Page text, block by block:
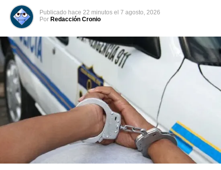
Me gusta esto:
Publicado hace 22 minutos el 7 agosto, 2026
Por Redacción Cronio